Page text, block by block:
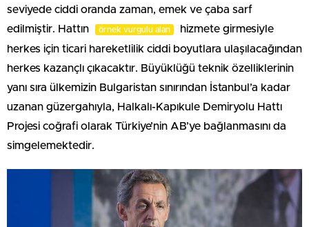
seviyede ciddi oranda zaman, emek ve çaba sarf
edilmiştir. Hattın
örnek vurgulu alan
hizmete girmesiyle
herkes için ticari hareketlilik ciddi boyutlara ulaşılacağından
herkes kazançlı çıkacaktır. Büyüklüğü teknik özelliklerinin
yanı sıra ülkemizin Bulgaristan sınırından İstanbul’a kadar
uzanan güzergahıyla, Halkalı-Kapıkule Demiryolu Hattı
Projesi coğrafi olarak Türkiye’nin AB’ye bağlanmasını da
simgelemektedir.